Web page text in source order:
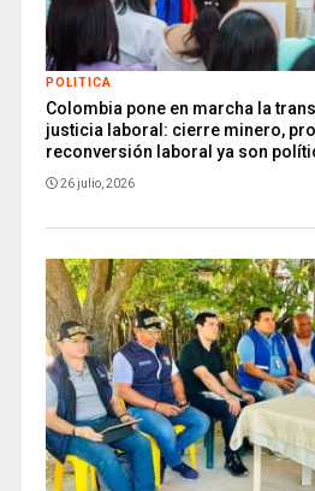
POLITICA
Colombia pone en marcha la
justicia laboral: cierre minero,
reconversión laboral ya son
26 julio, 2026